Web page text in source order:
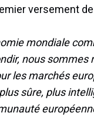
versement
mondiale
nous sommes
les marchés
sûre, plus